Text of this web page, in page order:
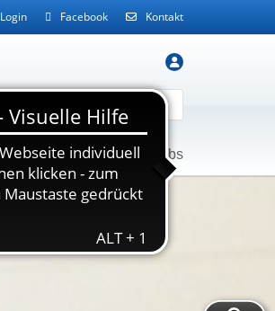
Login Facebook Kontakt
Service Kontakt Jobs